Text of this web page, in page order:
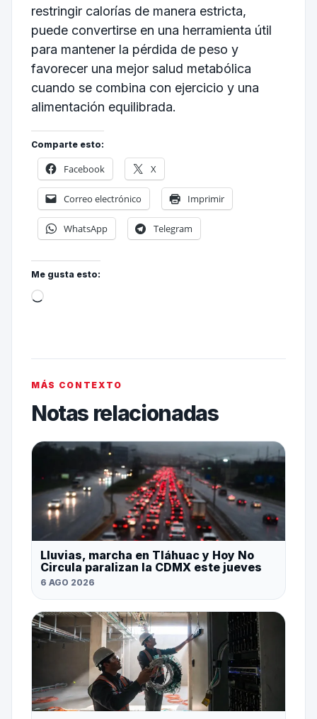
restringir calorías de manera estricta,
puede convertirse en una herramienta útil
para mantener la pérdida de peso y
favorecer una mejor salud metabólica
cuando se combina con ejercicio y una
alimentación equilibrada.
Comparte esto:
Facebook X
Correo electrónico Imprimir
WhatsApp Telegram
Me gusta esto:
MÁS CONTEXTO
Notas relacionadas
Lluvias, marcha en Tláhuac y Hoy No
Circula paralizan la CDMX este jueves
6 AGO 2026